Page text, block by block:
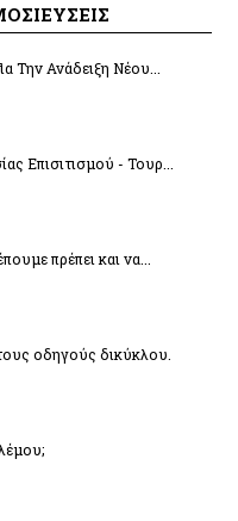
Την Ανάδειξη Νέου...
Επισιτισμού - Τουρ...
πρέπει και να...
οδηγούς δικύκλου.